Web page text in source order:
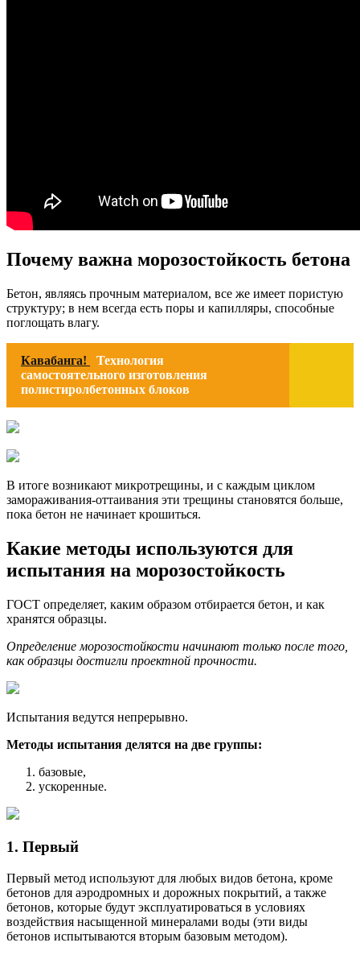
Почему важна морозостойкость бетона
Бетон, являясь прочным материалом, все же имеет пористую
структуру; в нем всегда есть поры и капилляры, способные
поглощать влагу.
Кавабанга!
Технология
самостоятельного изготовления
полистиролбетонных блоков
В итоге возникают микротрещины, и с каждым циклом
замораживания-оттаивания эти трещины становятся больше,
пока бетон не начинает крошиться.
Какие методы используются для
испытания на морозостойкость
ГОСТ определяет, каким образом отбирается бетон, и как
хранятся образцы.
Определение морозостойкости начинают только после того,
как образцы достигли проектной прочности.
Испытания ведутся непрерывно.
Методы испытания делятся на две группы:
базовые,
ускоренные.
1. Первый
Первый метод используют для любых видов бетона, кроме
бетонов для аэродромных и дорожных покрытий, а также
бетонов, которые будут эксплуатироваться в условиях
воздействия насыщенной минералами воды (эти виды
бетонов испытываются вторым базовым методом).